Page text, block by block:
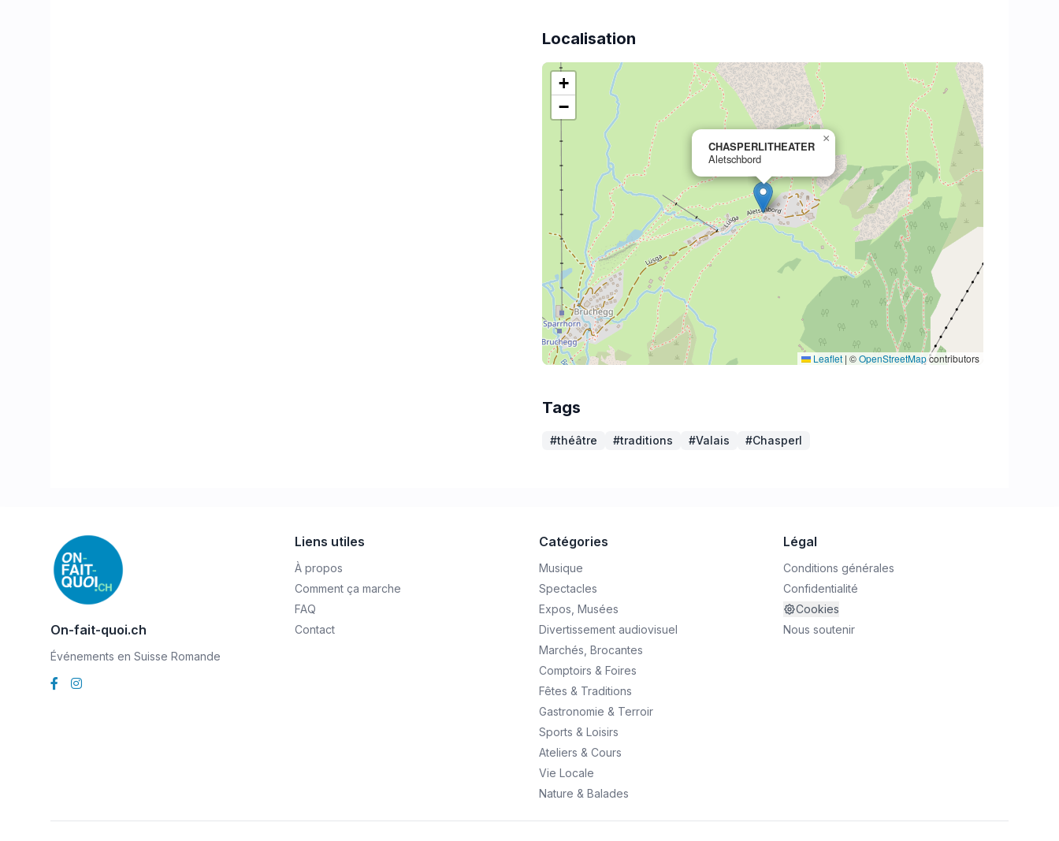
Localisation
CHASPERLITHEATER
Aletschbord
×
+
−
Leaflet | ©OpenStreetMapcontributors
Tags
#théâtre #traditions #Valais #Chasperl
On-fait-quoi.ch
Événements en Suisse Romande
Liens utiles
À propos
Comment ça marche
FAQ
Contact
Catégories
Musique
Spectacles
Expos, Musées
Divertissement audiovisuel
Marchés, Brocantes
Comptoirs & Foires
Fêtes & Traditions
Gastronomie & Terroir
Sports & Loisirs
Ateliers & Cours
Vie Locale
Nature & Balades
Légal
Conditions générales
Confidentialité
Cookies
Nous soutenir